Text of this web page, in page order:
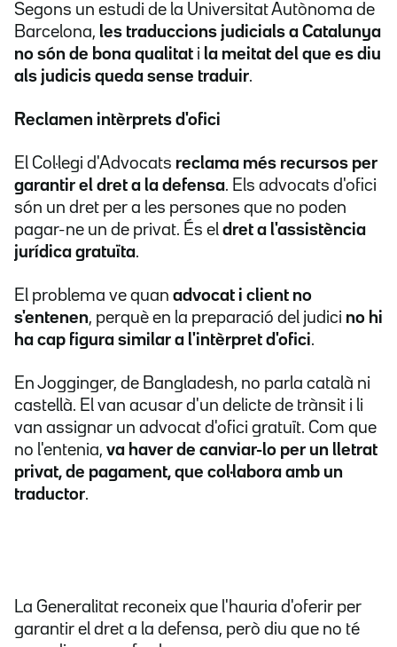
Segons un estudi de la Universitat Autònoma de
Barcelona, les traduccions judicials a Catalunya
no són de bona qualitat i la meitat del que es diu
als judicis queda sense traduir.
Reclamen intèrprets d'ofici
El Col·legi d'Advocats reclama més recursos per
garantir el dret a la defensa. Els advocats d'ofici
són un dret per a les persones que no poden
pagar-ne un de privat. És el dret a l'assistència
jurídica gratuïta.
El problema ve quan advocat i client no
s'entenen, perquè en la preparació del judici no hi
ha cap figura similar a l'intèrpret d'ofici.
En Jogginger, de Bangladesh, no parla català ni
castellà. El van acusar d'un delicte de trànsit i li
van assignar un advocat d'ofici gratuït. Com que
no l'entenia, va haver de canviar-lo per un lletrat
privat, de pagament, que col·labora amb un
traductor.
La Generalitat reconeix que l'hauria d'oferir per
garantir el dret a la defensa, però diu que no té